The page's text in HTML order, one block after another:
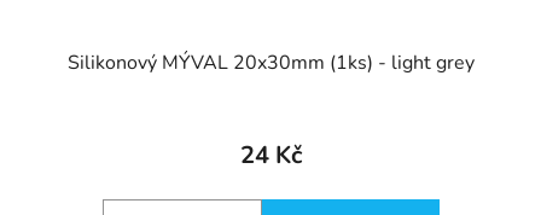
Silikonový MÝVAL 20x30mm (1ks) - light grey
24 Kč